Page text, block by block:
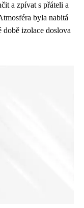
a zpívat s přáteli a
byla nabitá
izolace doslova